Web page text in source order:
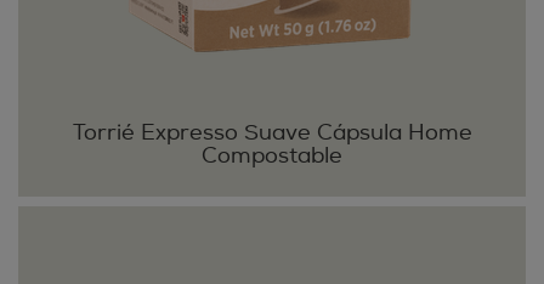
Torrié Expresso Suave Cápsula Home
Compostable